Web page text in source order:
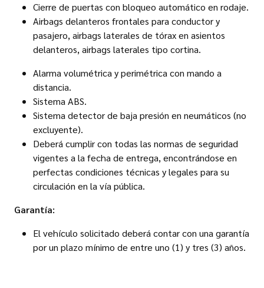
Cierre de puertas con bloqueo automático en rodaje.
Airbags delanteros frontales para conductor y
pasajero, airbags laterales de tórax en asientos
delanteros, airbags laterales tipo cortina.
Alarma volumétrica y perimétrica con mando a
distancia.
Sistema ABS.
Sistema detector de baja presión en neumáticos (no
excluyente).
Deberá cumplir con todas las normas de seguridad
vigentes a la fecha de entrega, encontrándose en
perfectas condiciones técnicas y legales para su
circulación en la vía pública.
Garantía:
El vehículo solicitado deberá contar con una garantía
por un plazo mínimo de entre uno (1) y tres (3) años.